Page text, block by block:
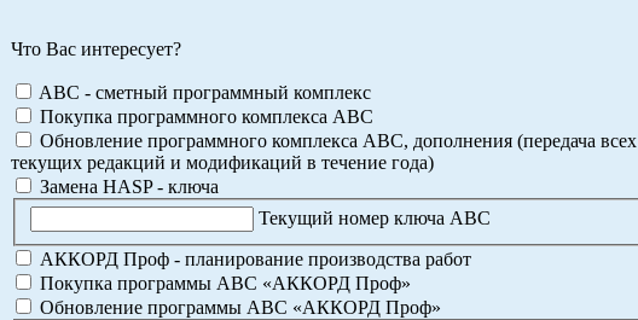
Что Вас интересует?
ABC - сметный программный комплекс
Покупка программного комплекса АВС
Обновление программного комплекса АВС, дополнения (передача всех
текущих редакций и модификаций в течение года)
Замена HASP - ключа
Текущий номер ключа АВС
АККОРД Проф - планирование производства работ
Покупка программы АВС «АККОРД Проф»
Обновление программы АВС «АККОРД Проф»